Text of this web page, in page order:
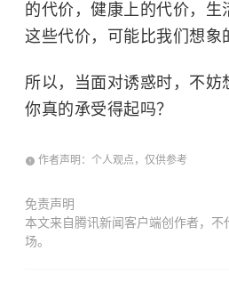
的代价，健康上的代价，生
这些代价，可能比我们想象
所以，当面对诱惑时，不妨
你真的承受得起吗？
作者声明：个人观点，仅供参考
免责声明
本文来自腾讯新闻客户端创作者，不
场。